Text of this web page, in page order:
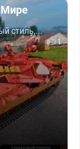
Мире
стиль,...
1